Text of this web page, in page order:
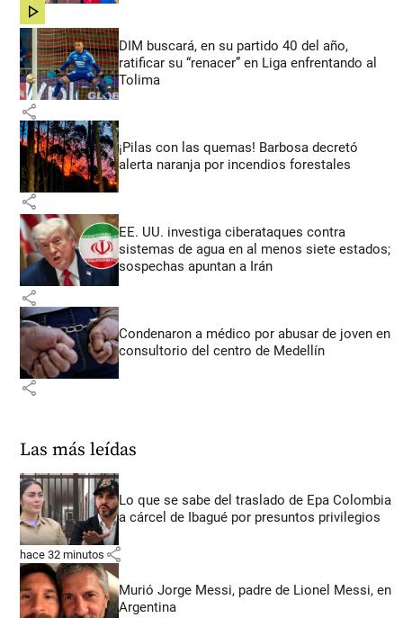
share
DIM buscará, en su partido 40 del año,
ratificar su “renacer” en Liga enfrentando al
Tolima
share
¡Pilas con las quemas! Barbosa decretó
alerta naranja por incendios forestales
share
EE. UU. investiga ciberataques contra
sistemas de agua en al menos siete estados;
sospechas apuntan a Irán
share
Condenaron a médico por abusar de joven en
consultorio del centro de Medellín
share
Las más leídas
Lo que se sabe del traslado de Epa Colombia
a cárcel de Ibagué por presuntos privilegios
hace 32 minutos share
Murió Jorge Messi, padre de Lionel Messi, en
Argentina